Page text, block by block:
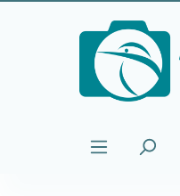
Saltar al contenido principal